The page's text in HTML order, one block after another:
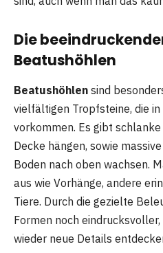
Die
Beatushöhlen
Beatushöhlen sind
vielfältigen Tropfsteine, die
vorkommen. Es gibt
Decke hängen, sowie
Boden nach oben wachsen.
aus wie Vorhänge, andere
Tiere. Durch die gezielte
Formen noch
wieder neue Details